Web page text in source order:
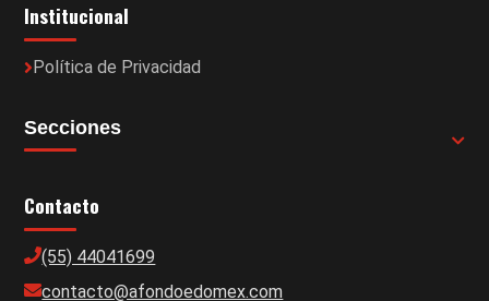
Institucional
Política de Privacidad
Secciones
Contacto
(55) 44041699
contacto@afondoedomex.com